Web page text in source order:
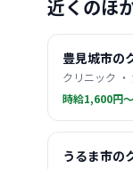
近くのほ
豊見城市の
クリニック
時給1,600円
うるま市の